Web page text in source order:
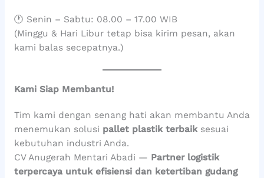
🕐 Senin – Sabtu: 08.00 – 17.00 WIB
(Minggu & Hari Libur tetap bisa kirim pesan, akan
kami balas secepatnya.)
Kami Siap Membantu!
Tim kami dengan senang hati akan membantu Anda
menemukan solusi pallet plastik terbaiksesuai
kebutuhan industri Anda.
CV Anugerah Mentari Abadi — Partner logistik
terpercaya untuk efisiensi dan ketertiban gudang